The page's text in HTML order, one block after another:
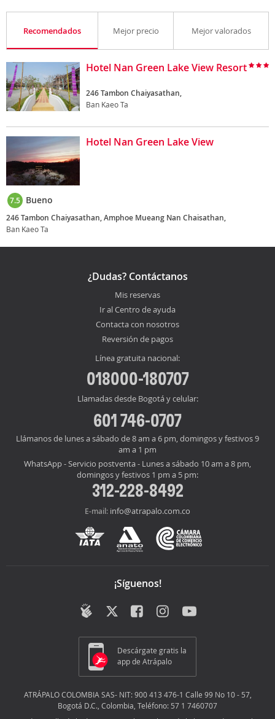
Recomendados Mejor precio Mejor valorados
Hotel Nan Green Lake View Resort
246 Tambon Chaiyasathan,
Ban Kaeo Ta
Hotel Nan Green Lake View
7.5 Bueno
246 Tambon Chaiyasathan, Amphoe Mueang Nan Chaisathan,
Ban Kaeo Ta
¿Dudas? Contáctanos
Mis reservas
Ir al Centro de ayuda
Contacta con nosotros
Reversión de pagos
Línea gratuita nacional:
018000-180707
Llamadas desde Bogotá y celular:
601 746-0707
Llámanos de lunes a sábado de 8 am a 6 pm, domingos y festivos 9
am a 1 pm
WhatsApp - Servicio postventa - Lunes a sábado 10 am a 8 pm,
domingos y festivos 1 pm a 5 pm:
312-228-8492
E-mail: info@atrapalo.com.co
¡Síguenos!
Descárgate gratis la
app de Atrápalo
ATRÁPALO COLOMBIA SAS- NIT: 900 413 476-1 Calle 99 No 10 - 57,
Bogotá D.C., Colombia, Teléfono: 57 1 7460707